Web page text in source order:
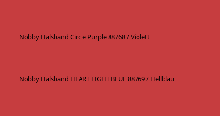
Nobby Halsband Circle Purple 88768 / Violett
Nobby Halsband HEART LIGHT BLUE 88769 / Hellblau